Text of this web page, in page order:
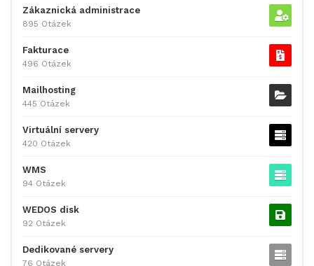
Zákaznická administrace
895 Otázek
Fakturace
496 Otázek
Mailhosting
445 Otázek
Virtuální servery
420 Otázek
WMS
94 Otázek
WEDOS disk
92 Otázek
Dedikované servery
76 Otázek